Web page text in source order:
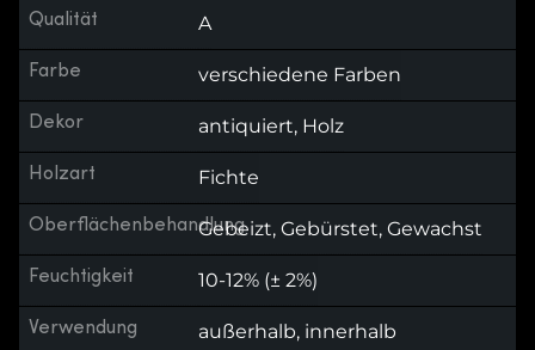
Qualität A
Farbe verschiedene Farben
Dekor antiquiert, Holz
Holzart Fichte
OberflächenbehandlungGebeizt, Gebürstet, Gewachst
Feuchtigkeit 10-12% (± 2%)
Verwendung außerhalb, innerhalb